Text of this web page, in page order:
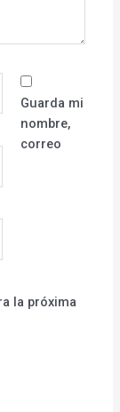
Guarda mi
nombre,
correo
la próxima